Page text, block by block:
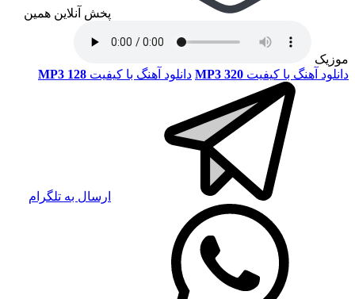
پخش آنلاین همین
موزیک
دانلود آهنگ با کیفیت MP3 320 دانلود آهنگ با کیفیت MP3 128
ارسال به تلگرام